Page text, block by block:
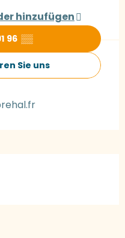
hinzufügen
96 ▒▒
Sie uns